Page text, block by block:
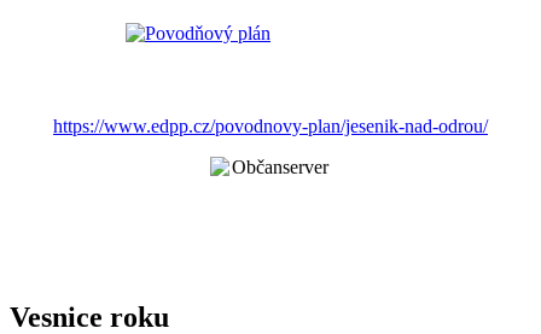
https://www.edpp.cz/povodnovy-plan/jesenik-nad-odrou/
Vesnice roku